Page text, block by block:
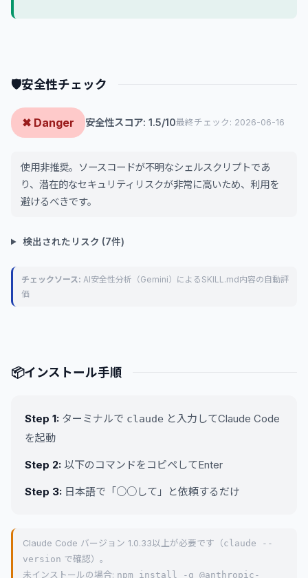
🛡安全性チェック
✖ Danger 安全性スコア: 1.5/10最終チェック: 2026-06-16
使用非推奨。ソースコードが不明なシェルスクリプトであ
り、潜在的なセキュリティリスクが非常に高いため、利用を
避けるべきです。
検出されたリスク (7件)
チェックソース: AI安全性分析（Gemini）によるSKILL.md内容の自動評
価
📦インストール手順
Step 1: ターミナルで claude と入力してClaude Code
を起動
Step 2: 以下のコマンドをコピペしてEnter
Step 3: 日本語で「○○して」と依頼するだけ
Claude Code バージョン 1.0.33以上が必要です（claude --
version で確認）。
未インストールの場合: npm install -g @anthropic-